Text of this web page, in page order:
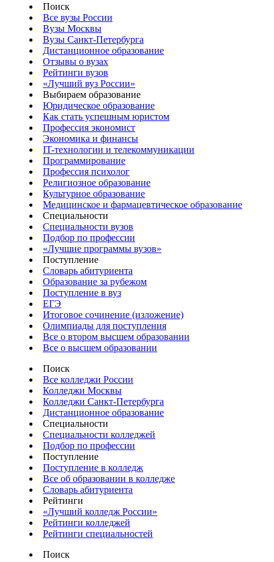
Поиск
Все вузы России
Вузы Москвы
Вузы Санкт-Петербурга
Дистанционное образование
Отзывы о вузах
Рейтинги вузов
«Лучший вуз России»
Выбираем образование
Юридическое образование
Как стать успешным юристом
Профессия экономист
Экономика и финансы
IT-технологии и телекоммуникации
Программирование
Профессия психолог
Религиозное образование
Культурное образование
Медицинское и фармацевтическое образование
Специальности
Специальности вузов
Подбор по профессии
«Лучшие программы вузов»
Поступление
Словарь абитуриента
Образование за рубежом
Поступление в вуз
ЕГЭ
Итоговое сочинение (изложение)
Олимпиады для поступления
Все о втором высшем образовании
Все о высшем образовании
Поиск
Все колледжи России
Колледжи Москвы
Колледжи Санкт-Петербурга
Дистанционное образование
Специальности
Специальности колледжей
Подбор по профессии
Поступление
Поступление в колледж
Все об образовании в колледже
Словарь абитуриента
Рейтинги
«Лучший колледж России»
Рейтинги колледжей
Рейтинги специальностей
Поиск